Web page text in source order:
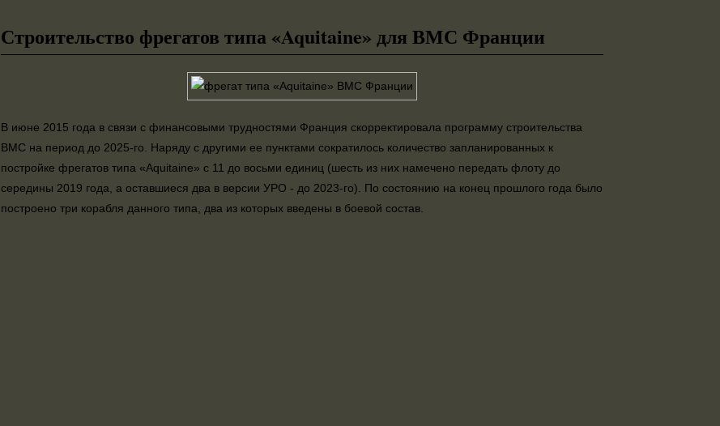
Строительство фрегатов типа «Aquitaine» для ВМС Франции
В июне 2015 года в связи с финансовыми трудностями Франция скорректировала программу строительства
ВМС на период до 2025-го. Наряду с другими ее пунктами сократилось количество запланированных к
постройке фрегатов типа «Aquitaine» с 11 до восьми единиц (шесть из них намечено передать флоту до
середины 2019 года, а оставшиеся два в версии УРО - до 2023-го). По состоянию на конец прошлого года было
построено три корабля данного типа, два из которых введены в боевой состав.